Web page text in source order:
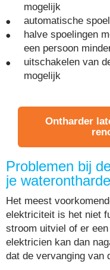
mogelijk
automatische
halve spoelingen
een persoon
uitschakelen van
mogelijk
Ontharder
Problemen bij
je
Het meest
elektriciteit is het niet
stroom uitviel of er
elektricien kan dan
dat de vervanging van